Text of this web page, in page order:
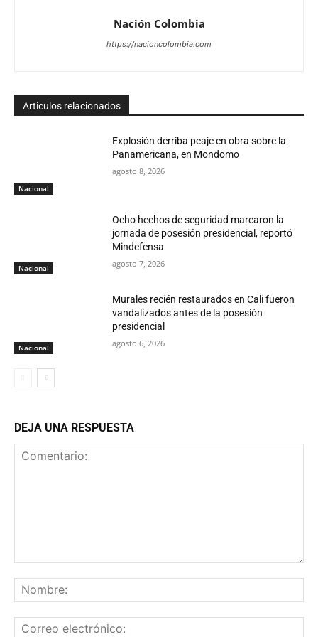
Nación Colombia
https://nacioncolombia.com
Articulos relacionados
Nacional
Explosión derriba peaje en obra sobre la
Panamericana, en Mondomo
agosto 8, 2026
Nacional
Ocho hechos de seguridad marcaron la
jornada de posesión presidencial, reportó
Mindefensa
agosto 7, 2026
Nacional
Murales recién restaurados en Cali fueron
vandalizados antes de la posesión
presidencial
agosto 6, 2026
DEJA UNA RESPUESTA